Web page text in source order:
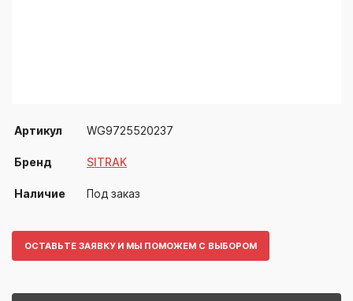
Артикул WG9725520237
Бренд SITRAK
Наличие Под заказ
ОСТАВЬТЕ ЗАЯВКУ И МЫ ПОМОЖЕМ С ВЫБОРОМ